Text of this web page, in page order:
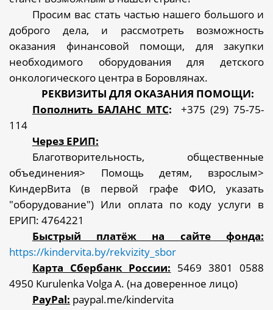
Просим вас стать частью нашего большого и
доброго дела, и рассмотреть возможность
оказания финансовой помощи, для закупки
необходимого оборудования для детского
онкологического центра в Боровлянах.
РЕКВИЗИТЫ ДЛЯ ОКАЗАНИЯ ПОМОЩИ:
Пополнить БАЛАНС МТС:
+375 (29) 75-75-
114
Через ЕРИП:
Благотворительность, общественные
объединения> Помощь детям, взрослым>
КиндерВита (в первой графе ФИО, указать
"оборудование") Или оплата по коду услуги в
ЕРИП: 4764221
Быстрый платёж на сайте фонда:
https://kindervita.by/rekvizity_sbor
Карта Сбербанк России: 5469 3801 0588
4950 Kurulenka Volga А. (на доверенное лицо)
PayPal: paypal.me/kindervita